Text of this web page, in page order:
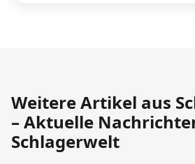
Weitere Artikel aus
– Aktuelle
Schlagerwelt